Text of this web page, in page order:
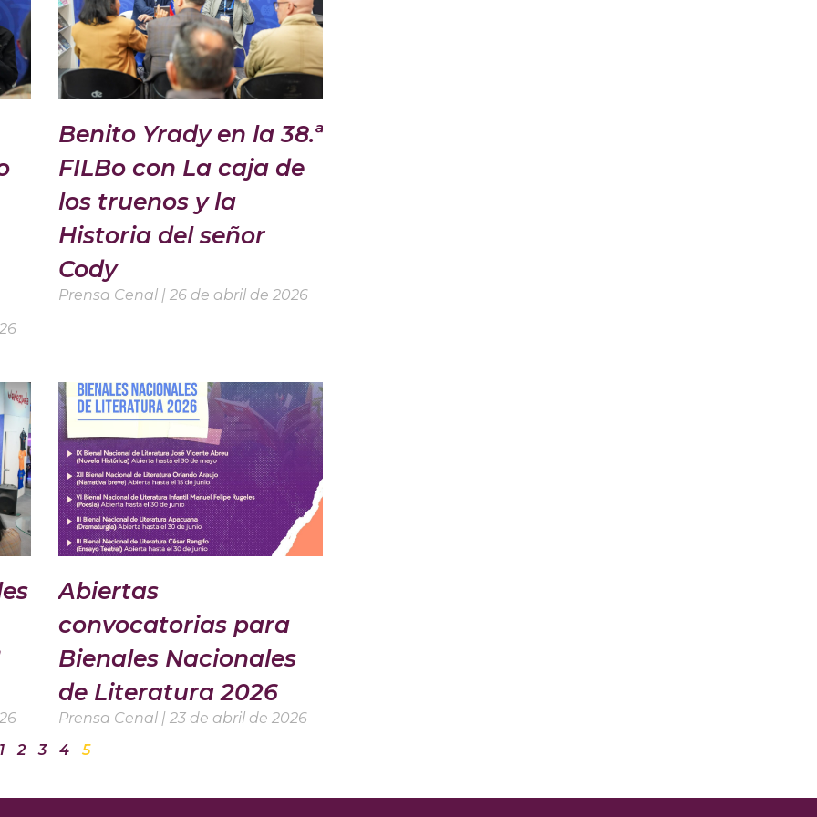
Benito Yrady en la 38.ª
FILBo con La caja de
los truenos y la
Historia del señor
Cody
Prensa Cenal 26 de abril de 2026
Abiertas
convocatorias para
Bienales Nacionales
de Literatura 2026
Prensa Cenal
23 de abril de 2026
1
2 3 4 5